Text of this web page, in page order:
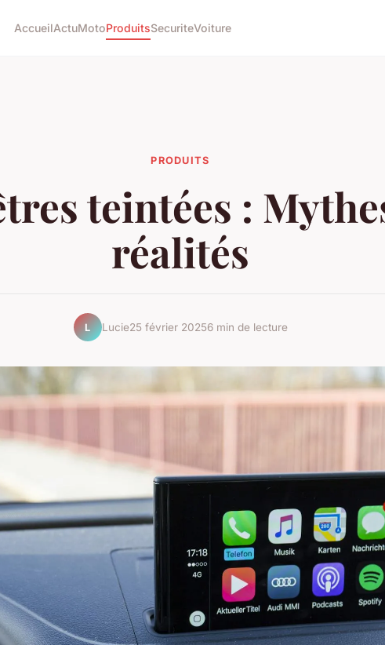
AccueilActuMotoProduitsSecuriteVoiture
PRODUITS
teintées :
réalités
L Lucie25 février 20256 min de lecture